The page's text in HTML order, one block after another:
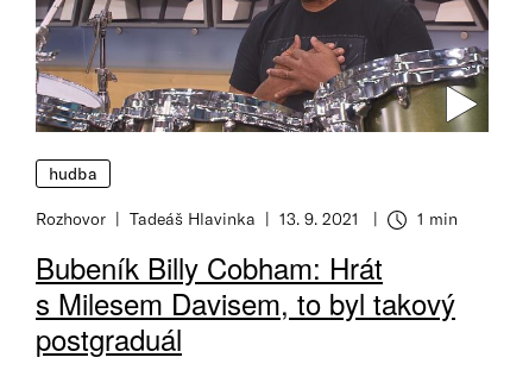
hudba
Rozhovor Tadeáš Hlavinka 13. 9. 2021 1 min
Bubeník Billy Cobham: Hrát
s Milesem Davisem, to byl takový
postgraduál
Doba čtení